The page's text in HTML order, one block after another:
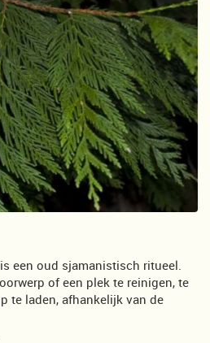
een oud sjamanistisch ritueel.
of een plek te reinigen, te
te laden, afhankelijk van de